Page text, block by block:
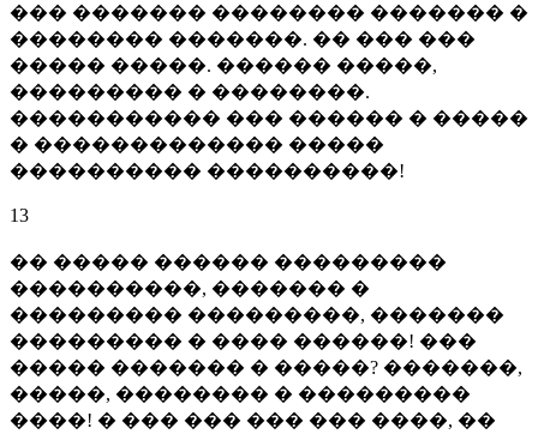
��� ������� �������� ������� �
�������� �������. �� ��� ���
����� �����. ������ �����,
��������� � ��������.
����������� ��� ������ � �����
� ������������� �����
���������� ����������!
13
�� ����� ������ ���������
����������, ������� �
��������� ���������, �������
��������� � ���� ������! ���
����� ������� � �����? �������,
�����, �������� � ���������
����! � ��� ��� ��� ��� ����, ��